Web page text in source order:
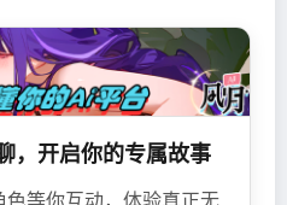
，开启你的专属故事
等你互动，体验真正无